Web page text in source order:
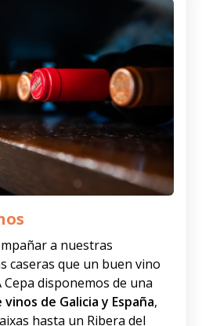
a nuestras
caseras que un buen vino
disponemos de una
de Galicia y España,
hasta un Ribera del